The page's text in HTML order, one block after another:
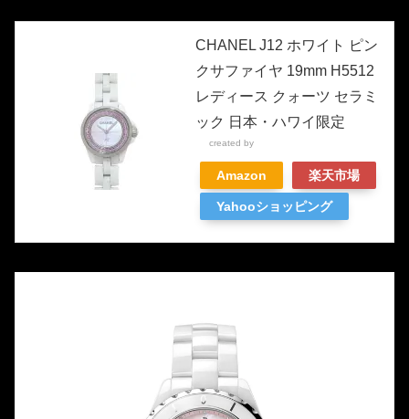
CHANEL J12 ホワイト ピン
クサファイヤ 19mm H5512
レディース クォーツ セラミ
ック 日本・ハワイ限定
created by
Amazon 楽天市場
Yahooショッピング